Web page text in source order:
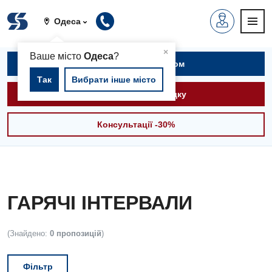
Одеса
×
Ваше містоОдеса?
Так Вибрати інше місто
Записатися на прийом
Викликати швидку
Консультації -30%
ГАРЯЧІ ІНТЕРВАЛИ
(Знайдено: 0 пропозицій)
Фільтр